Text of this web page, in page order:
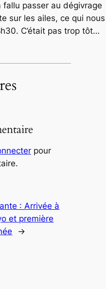
fallu passer au dégivrage
sur les ailes, ce qui nous
C’était pas trop tôt…
pour
: Arrivée à
et première
→